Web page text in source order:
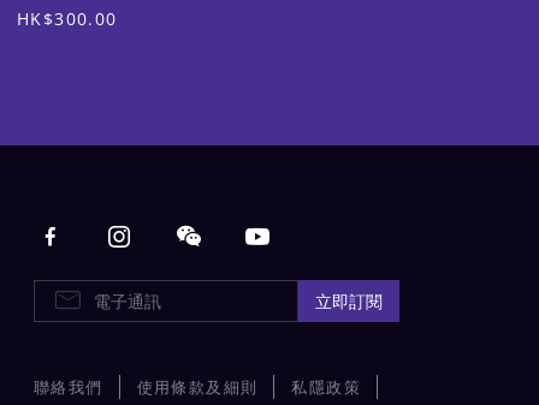
人XXL碼 (適合身高170-
HK$300.00
Main navigation
E-Newsletters 立即訂閱
聯絡我們 使用條款及細則 私隱政策